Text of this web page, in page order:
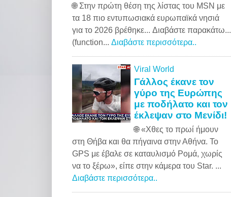
🌐 Στην πρώτη θέση της λίστας του MSN με
τα 18 πιο εντυπωσιακά ευρωπαϊκά νησιά
για το 2026 βρέθηκε... Διαβάστε παρακάτω...
(function... Διαβάστε περισσότερα..
Viral World
Γάλλος έκανε τον
γύρο της Ευρώπης
με ποδήλατο και τον
έκλεψαν στο Μενίδι!
🌐 «Xθες το πρωί ήμουν
στη Θήβα και θα πήγαινα στην Αθήνα. Το
GPS με έβαλε σε καταυλισμό Ρομά, χωρίς
να το ξέρω», είπε στην κάμερα του Star. ...
Διαβάστε περισσότερα..